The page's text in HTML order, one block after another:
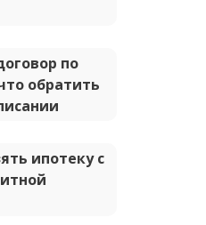
по
обратить
ипотеку с